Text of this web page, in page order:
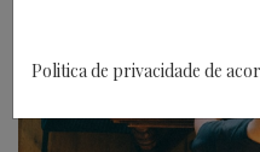
Politica de privacidade de